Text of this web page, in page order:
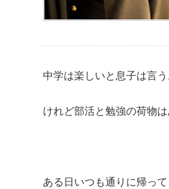
中学は楽しいと息子は言う
けれど部活と勉強の荷物は
ある日いつも通りに帰っ